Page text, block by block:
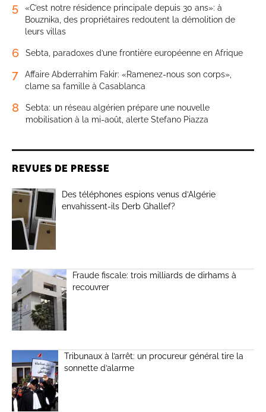
5
«C’est notre résidence principale depuis 30 ans»: à
Bouznika, des propriétaires redoutent la démolition de
leurs villas
6 Sebta, paradoxes d’une frontière européenne en Afrique
7
Affaire Abderrahim Fakir: «Ramenez-nous son corps»,
clame sa famille à Casablanca
8
Sebta: un réseau algérien prépare une nouvelle
mobilisation à la mi-août, alerte Stefano Piazza
REVUES DE PRESSE
Des téléphones espions venus d’Algérie
envahissent-ils Derb Ghallef?
Fraude fiscale: trois milliards de dirhams à
recouvrer
Tribunaux à l’arrêt: un procureur général tire la
sonnette d’alarme